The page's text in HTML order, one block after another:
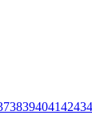
383940414243